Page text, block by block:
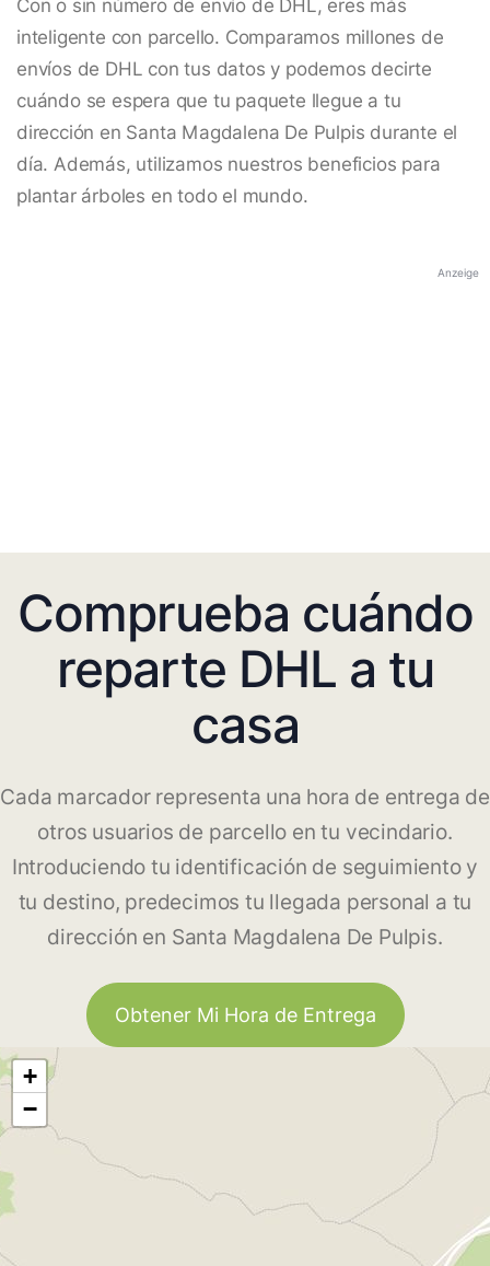
Con o sin número de envío de DHL, eres más
inteligente con parcello. Comparamos millones de
envíos de DHL con tus datos y podemos decirte
cuándo se espera que tu paquete llegue a tu
dirección en Santa Magdalena De Pulpis durante el
día. Además, utilizamos nuestros beneficios para
plantar árboles en todo el mundo.
Anzeige
Comprueba cuándo
reparte DHL a tu
casa
Cada marcador representa una hora de entrega de
otros usuarios de parcello en tu vecindario.
Introduciendo tu identificación de seguimiento y
tu destino, predecimos tu llegada personal a tu
dirección en Santa Magdalena De Pulpis.
Obtener Mi Hora de Entrega
+
−